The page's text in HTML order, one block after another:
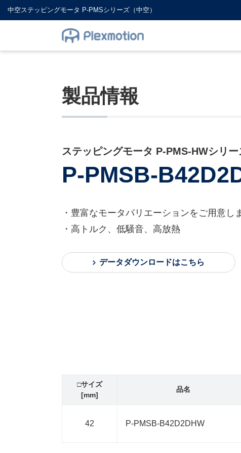
中空ステッピングモータ P-PMSシリーズ（中空）
製品情報
ステッピングモータ P-PMS-HWシリー
P-PMSB-
・豊富なモータバリエーションをご用意し
・高トルク、低騒音、高放熱
データダウンロードはこちら
□サイズ
[mm]
品名
42 P-PMSB-B42D2DHW